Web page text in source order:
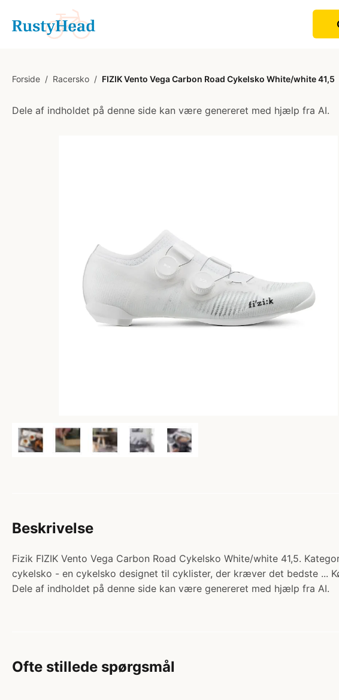
Forside / Racersko / FIZIK Vento Vega Carbon Road Cykelsko White/white 41,5
Dele af indholdet på denne side kan være genereret med hjælp fra AI.
Beskrivelse
Fizik FIZIK Vento Vega Carbon Road Cykelsko White/white 41,5.
cykelsko - en cykelsko designet til cyklister, der kræver det bedste ...
Dele af indholdet på denne side kan være genereret med hjælp fra AI.
Ofte stillede spørgsmål